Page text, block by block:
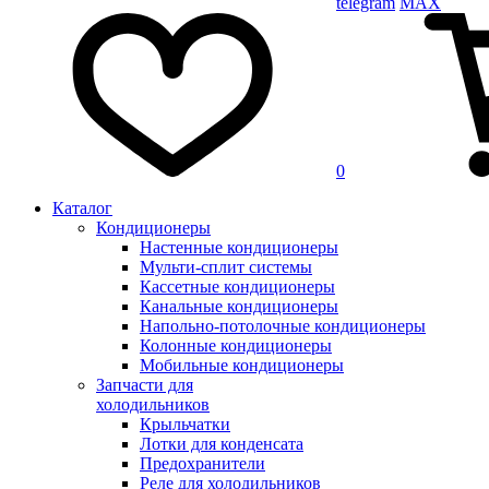
0
Каталог
Кондиционеры
Настенные кондиционеры
Мульти-сплит системы
Кассетные кондиционеры
Канальные кондиционеры
Напольно-потолочные кондиционеры
Колонные кондиционеры
Мобильные кондиционеры
Запчасти для
холодильников
Крыльчатки
Лотки для конденсата
Предохранители
Реле для холодильников